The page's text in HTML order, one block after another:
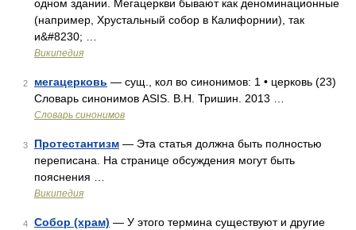
одном здании. Мегацеркви бывают как деноминационные
(например, Хрустальный собор в Калифорнии), так
и&#8230; …
Википедия
2 мегацерковь — сущ., кол во синонимов: 1 • церковь (23)
Словарь синонимов ASIS. В.Н. Тришин. 2013 …
Словарь синонимов
3 Протестантизм — Эта статья должна быть полностью
переписана. На странице обсуждения могут быть
пояснения …
Википедия
4 Собор (храм) — У этого термина существуют и другие